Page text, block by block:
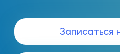
Записаться